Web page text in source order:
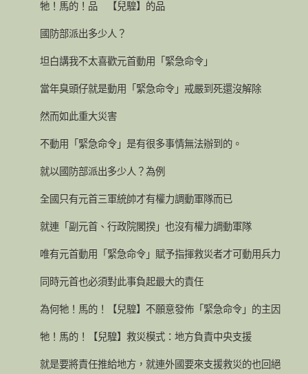
牠！馬的！品 【兒騜】的品
國防部派出多少人？
坦白講我不太喜歡元首動用「緊急命令」
當年臭頭仔就是動用「緊急命令」戒嚴到死還沒解除
然而如此重大災害
不動用「緊急命令」是有很多事情無法辦到的。
就以國防部派出多少人？為例
全國只有元首三軍統帥才有權力調動軍隊而已
就連「副元首、行政院閣揆」也沒有權力調動軍隊
唯有元首動用「緊急命令」賦予指揮救災者才可動用兵力
同時元首也必須對此事負起最大的責任
為何牠！馬的！【兒騜】不願意發佈「緊急命令」的主因
牠！馬的！【兒騜】救災模式：地方負責中央支援
就是要將責任推給地方，就連外國要來支援救災的也回絕